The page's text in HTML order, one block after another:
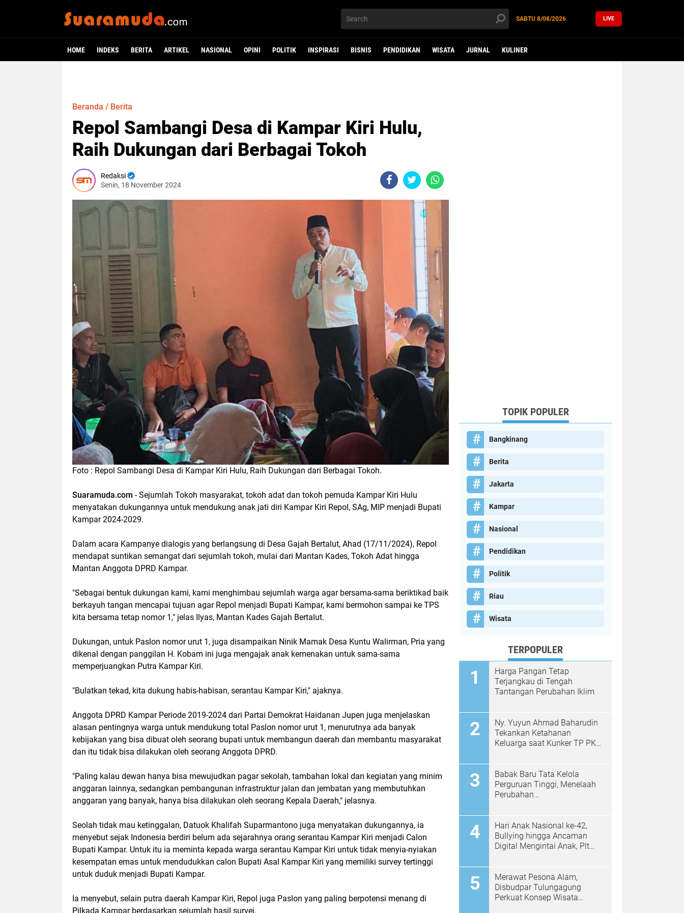
SABTU 8/08/2026 LIVE
HOME INDEKS BERITA ARTIKEL NASIONAL OPINI POLITIK INSPIRASI BISNIS PENDIDIKAN WISATA JURNAL KULINER
Beranda / Berita
Repol Sambangi Desa di Kampar Kiri Hulu,
Raih Dukungan dari Berbagai Tokoh
Redaksi
Senin, 18 November 2024
Foto : Repol Sambangi Desa di Kampar Kiri Hulu, Raih Dukungan dari Berbagai Tokoh.
Suaramuda.com - Sejumlah Tokoh masyarakat, tokoh adat dan tokoh pemuda Kampar Kiri Hulu
menyatakan dukungannya untuk mendukung anak jati diri Kampar Kiri Repol, SAg, MIP menjadi Bupati
Kampar 2024-2029.
Dalam acara Kampanye dialogis yang berlangsung di Desa Gajah Bertalut, Ahad (17/11/2024), Repol
mendapat suntikan semangat dari sejumlah tokoh, mulai dari Mantan Kades, Tokoh Adat hingga
Mantan Anggota DPRD Kampar.
"Sebagai bentuk dukungan kami, kami menghimbau sejumlah warga agar bersama-sama beriktikad baik
berkayuh tangan mencapai tujuan agar Repol menjadi Bupati Kampar, kami bermohon sampai ke TPS
kita bersama tetap nomor 1," jelas Ilyas, Mantan Kades Gajah Bertalut.
Dukungan, untuk Paslon nomor urut 1, juga disampaikan Ninik Mamak Desa Kuntu Walirman, Pria yang
dikenal dengan panggilan H. Kobam ini juga mengajak anak kemenakan untuk sama-sama
memperjuangkan Putra Kampar Kiri.
"Bulatkan tekad, kita dukung habis-habisan, serantau Kampar Kiri," ajaknya.
Anggota DPRD Kampar Periode 2019-2024 dari Partai Demokrat Haidanan Jupen juga menjelaskan
alasan pentingnya warga untuk mendukung total Paslon nomor urut 1, menurutnya ada banyak
kebijakan yang bisa dibuat oleh seorang bupati untuk membangun daerah dan membantu masyarakat
dan itu tidak bisa dilakukan oleh seorang Anggota DPRD.
"Paling kalau dewan hanya bisa mewujudkan pagar sekolah, tambahan lokal dan kegiatan yang minim
anggaran lainnya, sedangkan pembangunan infrastruktur jalan dan jembatan yang membutuhkan
anggaran yang banyak, hanya bisa dilakukan oleh seorang Kepala Daerah," jelasnya.
Seolah tidak mau ketinggalan, Datuok Khalifah Suparmantono juga menyatakan dukungannya, ia
menyebut sejak Indonesia berdiri belum ada sejarahnya orang serantau Kampar Kiri menjadi Calon
Bupati Kampar. Untuk itu ia meminta kepada warga serantau Kampar Kiri untuk tidak menyia-nyiakan
kesempatan emas untuk mendudukkan calon Bupati Asal Kampar Kiri yang memiliki survey tertinggi
untuk duduk menjadi Bupati Kampar.
Ia menyebut, selain putra daerah Kampar Kiri, Repol juga Paslon yang paling berpotensi menang di
Pilkada Kampar berdasarkan sejumlah hasil survei.
TOPIK POPULER
Bangkinang
Berita
Jakarta
Kampar
Nasional
Pendidikan
Politik
Riau
Wisata
TERPOPULER
Harga Pangan Tetap
Terjangkau di Tengah
Tantangan Perubahan Iklim
Ny. Yuyun Ahmad Baharudin
Tekankan Ketahanan
Keluarga saat Kunker TP PKK
Babak Baru Tata Kelola
Perguruan Tinggi, Menelaah
Perubahan
Hari Anak Nasional ke-42,
Bullying hingga Ancaman
Digital Mengintai Anak, Plt
Ramah Anak
Merawat Pesona Alam,
Disbudpar Tulungagung
Perkuat Konsep Wisata